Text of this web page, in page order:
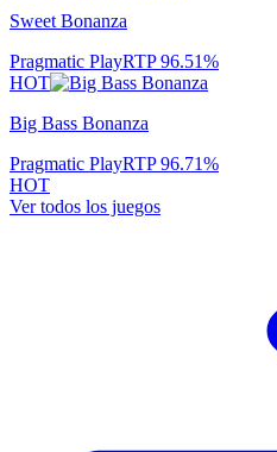
Sweet Bonanza
Pragmatic PlayRTP96.51%
HOT
Big Bass Bonanza
Pragmatic PlayRTP96.71%
HOT
Ver todos los juegos